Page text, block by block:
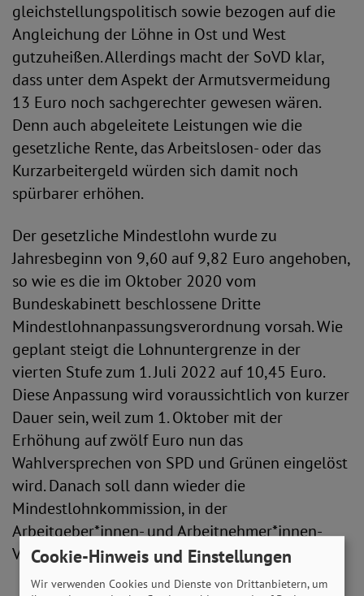
gleichstellungspolitisch sowie bezogen auf die
Angleichung der Löhne in Ost und West
gutzuheißen. Allerdings macht der SoVD klar,
dass unter dem Aspekt der Armutsvermeidung
13 Euro noch sachgerechter gewesen wären.
Denn auch abgeleitete Leistungen wie die
gesetzliche Rente, das Arbeitslosen- oder das
Kurzarbeitergeld würden sich damit noch
spürbarer erhöhen.
Der gesetzliche Mindestlohn wurde zu
Jahresbeginn von 9,60 auf 9,82 Euro angehoben,
so wie es die im Oktober 2020 vom
Bundeskabinett beschlossene Dritte
Mindestlohnanpassungsverordnung vorsah. Wie
geplant steigt die Lohnuntergrenze in der
vierten Stufe zum 1. Juli 2022 auf 10,45 Euro.
Diese Anpassung wird voraussichtlich von kurzer
Dauer sein, weil zum 1. Oktober mit der
Erhöhung auf zwölf Euro nun das
Wahlversprechen von SPD und Grünen eingelöst
wird. Danach soll dann wieder die
Mindestlohnkommission, in der
Arbeitgeber*innen- und Arbeitnehmer*innen-
Vertretende sitzen, über die Höhe beraten.
Cookie-Hinweis und Einstellungen
Wir verwenden Cookies und Dienste von Drittanbietern, um